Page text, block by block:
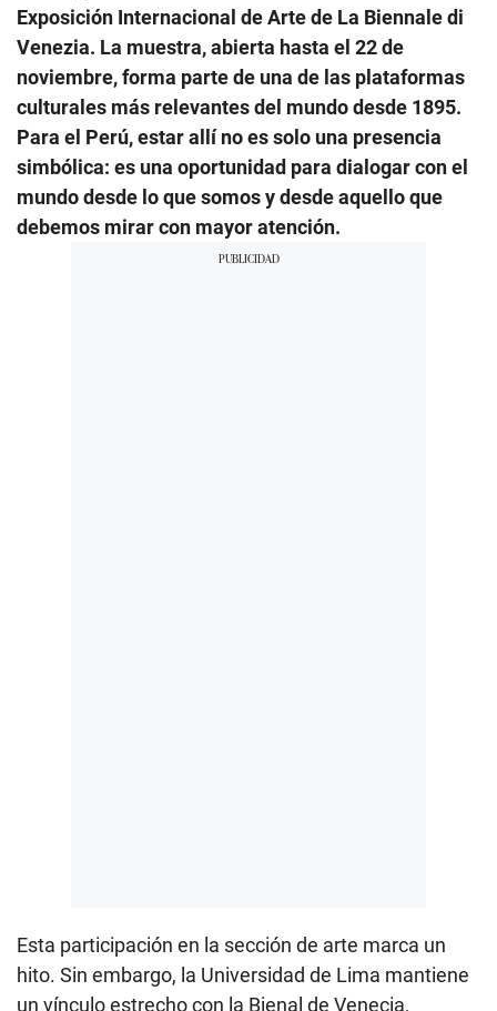
Exposición Internacional de Arte de La Biennale di
Venezia. La muestra, abierta hasta el 22 de
noviembre, forma parte de una de las plataformas
culturales más relevantes del mundo desde 1895.
Para el Perú, estar allí no es solo una presencia
simbólica: es una oportunidad para dialogar con el
mundo desde lo que somos y desde aquello que
debemos mirar con mayor atención.
Esta participación en la sección de arte marca un
hito. Sin embargo, la Universidad de Lima mantiene
un vínculo estrecho con la Bienal de Venecia,